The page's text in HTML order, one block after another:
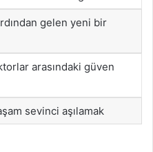
gelen yeni bir
arasındaki güven
sevinci aşılamak